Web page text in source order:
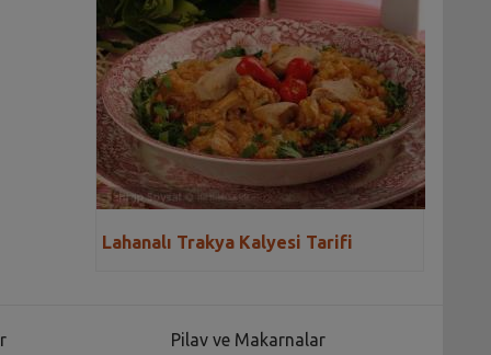
Lahanalı Trakya Kalyesi Tarifi
Pilav ve Makarnalar